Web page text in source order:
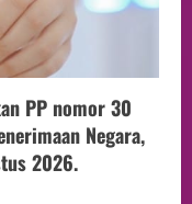
PP nomor 30
Negara,
2026.